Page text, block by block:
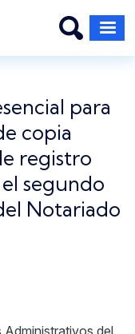
para
copia
registro
segundo
Notariado
Administrativos del